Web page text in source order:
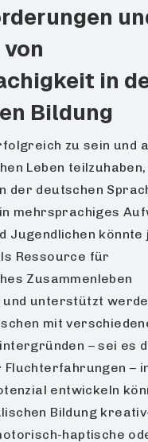
in
Bildung
zu sein und
Leben teilzuhaben,
der deutschen
mehrsprachiges
Jugendlichen könnte
Ressource für
Zusammenleben
unterstützt
mit
– sei es
–
entwickeln
Bildung
haptische